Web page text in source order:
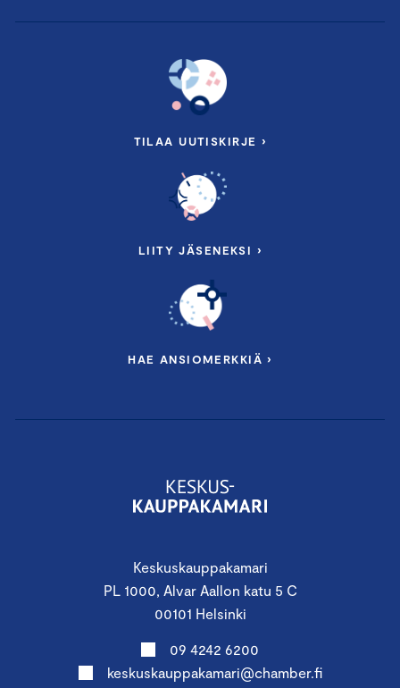
Keskuskauppakamari
PL 1000, Alvar Aallon katu 5 C
00101 Helsinki
09 4242 6200
keskuskauppakamari@chamber.fi
TILAA UUTISKIRJE ›
LIITY JÄSENEKSI ›
HAE ANSIOMERKKIÄ ›